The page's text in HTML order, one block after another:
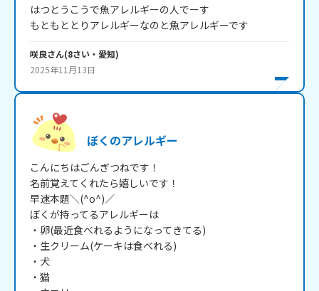
はつとうこうで魚アレルギーの人でーす
もともととりアレルギーなのと魚アレルギーです
咲良さん(8さい・ 愛知)
2025年11月13日
ぼくのアレルギー
こんにちはごんぎつねです！
名前覚えてくれたら嬉しいです！
早速本題＼(^o^)／
ぼくが持ってるアレルギーは
・卵(最近食べれるようになってきてる)
・生クリーム(ケーキは食べれる)
・犬
・猫